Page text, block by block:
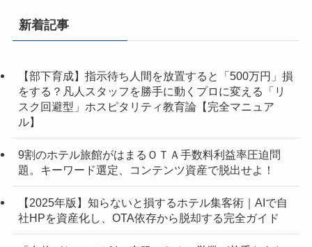
新着記事
【部下育成】指示待ち人間を放置すると「500万円」損
をする？凡人スタッフを勝手に動くプロに変える「リ
スク回避型」ホスピタリティ教育論【完全マニュア
ル】
9割のホテル旅館がはまるＯＴＡ手数料利益率圧迫問
題。キーワード選定、コンテンツ資産で脱出せよ！
【2025年版】知らないと損するホテル集客術｜AIで自
社HPを資産化し、OTA依存から脱却する完全ガイド